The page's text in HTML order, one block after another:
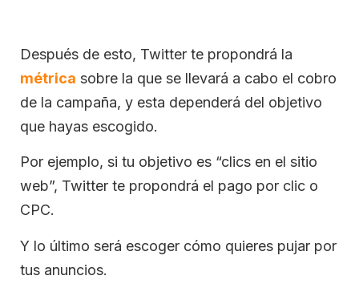
Después de esto, Twitter te propondrá la
métrica sobre la que se llevará a cabo el cobro
de la campaña, y esta dependerá del objetivo
que hayas escogido.
Por ejemplo, si tu objetivo es “clics en el sitio
web”, Twitter te propondrá el pago por clic o
CPC.
Y lo último será escoger cómo quieres pujar por
tus anuncios.